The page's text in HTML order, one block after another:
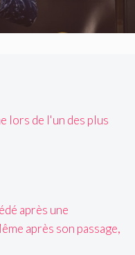
lors de l'un des plus
après une
après son passage,